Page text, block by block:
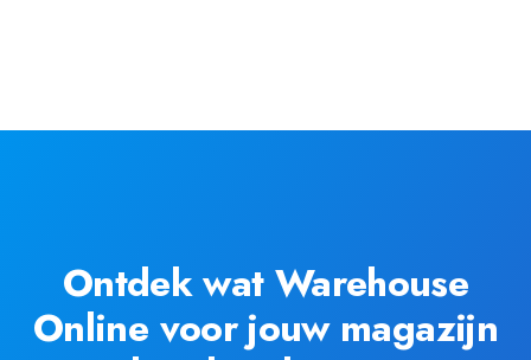
Ontdek wat Warehouse
Online voor jouw magazijn